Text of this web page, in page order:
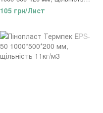
11кг/м3
105 грн/Лист